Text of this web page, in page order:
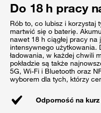
Do 18 h pracy
Rób to, co lubisz i korzystaj
martwić się o baterię.
nawet 18 h ciągłej pracy na
intensywnego użytkowania.
ładowania, w każdej chwili
pokładzie są także
5G, Wi-Fi i Bluetooth oraz
wyborem dla tych, którzy
Odporność na